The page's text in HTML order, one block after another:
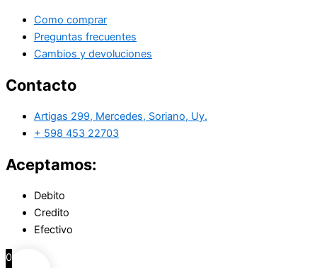
Como comprar
Preguntas frecuentes
Cambios y devoluciones
Contacto
Artigas 299, Mercedes, Soriano, Uy.
+ 598 453 22703
Aceptamos:
Debito
Credito
Efectivo
0